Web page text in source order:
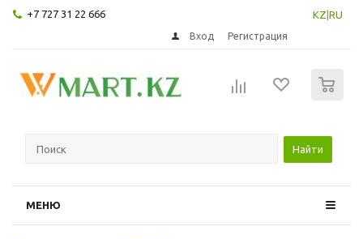
+7 727 31 22 666 KZ RU
Вход Регистрация
Найти
МЕНЮ